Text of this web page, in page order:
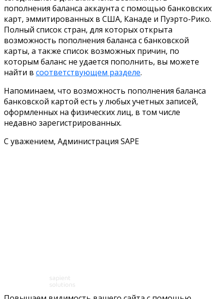
пополнения баланса аккаунта с помощью банковских
карт, эммитированных в США, Канаде и Пуэрто-Рико.
Полный список стран, для которых открыта
возможность пополнения баланса с банковской
карты, а также список возможных причин, по
которым баланс не удается пополнить, вы можете
найти в соответствующем разделе.
Напоминаем, что возможность пополнения баланса
банковской картой есть у любых учетных записей,
оформленных на физических лиц, в том числе
недавно зарегистрированных.
С уважением, Администрация SAPE